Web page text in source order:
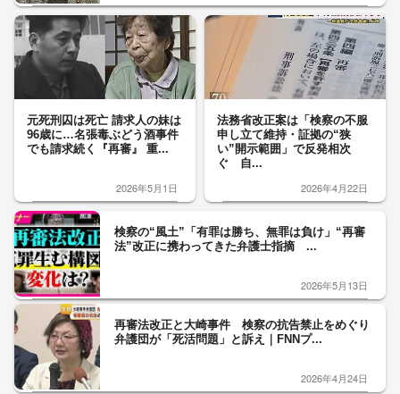
元死刑囚は死亡 請求人の妹は
96歳に…名張毒ぶどう酒事件
でも請求続く『再審』 重...
2026年5月1日
法務省改正案は「検察の不服
申し立て維持・証拠の“狭
い”開示範囲」で反発相次
ぐ 自...
2026年4月22日
検察の“風土”「有罪は勝ち、無罪は負け」“再審
法”改正に携わってきた弁護士指摘 ...
2026年5月13日
再審法改正と大崎事件 検察の抗告禁止をめぐり
弁護団が「死活問題」と訴え｜FNNプ...
2026年4月24日